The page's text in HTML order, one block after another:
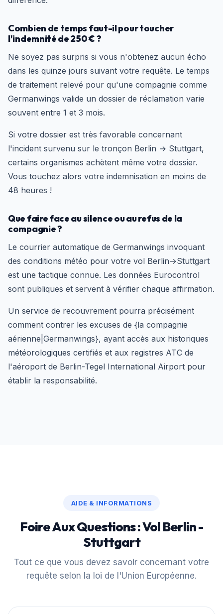
Combien de temps faut-il pour toucher
l'indemnité de 250 € ?
Ne soyez pas surpris si vous n'obtenez aucun écho
dans les quinze jours suivant votre requête. Le temps
de traitement relevé pour qu'une compagnie comme
Germanwings valide un dossier de réclamation varie
souvent entre 1 et 3 mois.
Si votre dossier est très favorable concernant
l'incident survenu sur le tronçon Berlin → Stuttgart,
certains organismes achètent même votre dossier.
Vous touchez alors votre indemnisation en moins de
48 heures !
Que faire face au silence ou au refus de la
compagnie ?
Le courrier automatique de Germanwings invoquant
des conditions météo pour votre vol Berlin→Stuttgart
est une tactique connue. Les données Eurocontrol
sont publiques et servent à vérifier chaque affirmation.
Un service de recouvrement pourra précisément
comment contrer les excuses de {la compagnie
aérienne|Germanwings}, ayant accès aux historiques
météorologiques certifiés et aux registres ATC de
l'aéroport de Berlin-Tegel International Airport pour
établir la responsabilité.
AIDE & INFORMATIONS
Foire Aux Questions : Vol Berlin -
Stuttgart
Tout ce que vous devez savoir concernant votre
requête selon la loi de l'Union Européenne.